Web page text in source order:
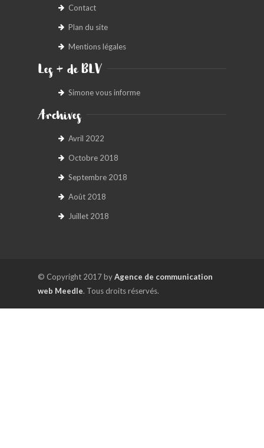
Contact
Plan du site
Mentions légales
Les + de BLV
Simone vous informe
Archives
Avril 2022
Octobre 2018
Septembre 2018
Août 2018
Juillet 2018
© Copyright 2017 byAgence de communication
web Meedle. Tous droits réservés.